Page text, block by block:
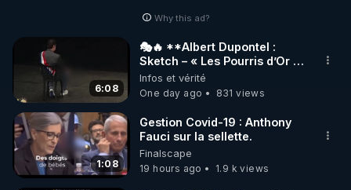
🌱 INSTAGRAM
https://www.instagram.com/rdlr_thierrycasasnovas/
http://rgnr.li/instagram
🌱 LA NEWSLETTER
Pour ne pas rater l’actualité RGNR (stages,
Why this ad?
6:08
🎭🔥 **Albert Dupontel :
Sketch – « Les Pourris d’Or »
🏆💰**
Infos et vérité
One day ago
831 views
1:08
Gestion Covid-19 : Anthony
Fauci sur la sellette.
Finalscape
19 hours ago
1.9 k views